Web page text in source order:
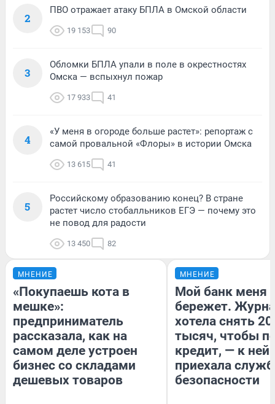
2
ПВО отражает атаку БПЛА в Омской области
19 153 90
3
Обломки БПЛА упали в поле в окрестностях
Омска — вспыхнул пожар
17 933 41
4
«У меня в огороде больше растет»: репортаж с
самой провальной «Флоры» в истории Омска
13 615 41
5
Российскому образованию конец? В стране
растет число стобалльников ЕГЭ — почему это
не повод для радости
13 450 82
МНЕНИЕ
«Покупаешь кота в
мешке»:
предприниматель
рассказала, как на
самом деле устроен
бизнес со складами
дешевых товаров
МНЕНИЕ
Мой банк меня
бережет.
хотела снять
тысяч, чтобы
кредит, — к
приехала
безопасности